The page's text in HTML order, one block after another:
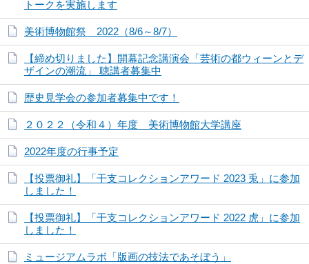
トークを実施します
美術博物館祭 2022（8/6～8/7）
【締め切りました】開幕記念講演会「芸術の都ウィーンとデ
ザインの潮流」 聴講者募集中
歴史見学会の参加者募集中です！
２０２２（令和４）年度 美術博物館大学講座
2022年度の行事予定
【投票御礼】「干支コレクションアワード 2023 兎」に参加
しました！
【投票御礼】「干支コレクションアワード 2022 虎」に参加
しました！
ミュージアムラボ「版画の技法であそぼう」